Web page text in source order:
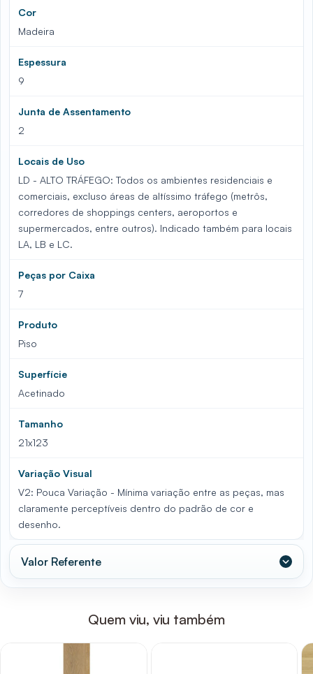
Cor
Madeira
Espessura
9
Junta de Assentamento
2
Locais de Uso
LD - ALTO TRÁFEGO: Todos os ambientes residenciais e
comerciais, excluso áreas de altíssimo tráfego (metrôs,
corredores de shoppings centers, aeroportos e
supermercados, entre outros). Indicado também para locais
LA, LB e LC.
Peças por Caixa
7
Produto
Piso
Superfície
Acetinado
Tamanho
21x123
Variação Visual
V2: Pouca Variação - Mínima variação entre as peças, mas
claramente perceptíveis dentro do padrão de cor e
desenho.
Valor Referente
Quem viu, viu também